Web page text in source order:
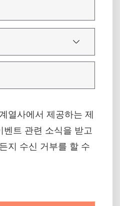
열사에서 제공하는 제
벤트 관련 소식을 받고
지 수신 거부를 할 수